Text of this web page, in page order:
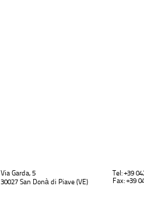
Via Garda, 5
30027 San Donà di Piave (VE)
Tel: +39
Fax: +39